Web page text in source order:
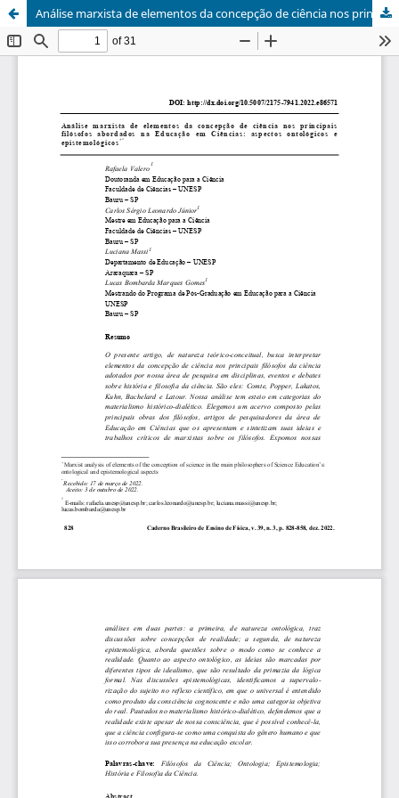
Análise marxista de elementos da concepção de ciência nos principais filósofos abordados na Educação em Ciências: aspectos ontológicos e epistemológicos